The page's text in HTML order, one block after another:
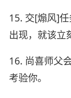
15. 交[煽风]
出现，就该立
16. 尚喜师父
考验你。